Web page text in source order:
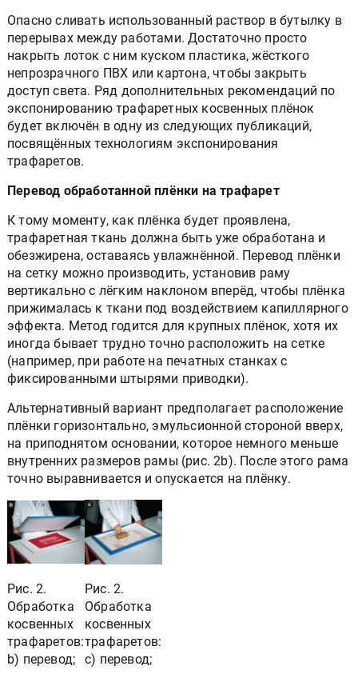
Опасно сливать использованный раствор в бутылку в
перерывах между работами. Достаточно просто
накрыть лоток с ним куском пластика, жёсткого
непрозрачного ПВХ или картона, чтобы закрыть
доступ света. Ряд дополнительных рекомендаций по
экспонированию трафаретных косвенных плёнок
будет включён в одну из следующих публикаций,
посвящённых технологиям экспонирования
трафаретов.
Перевод обработанной плёнки на трафарет
К тому моменту, как плёнка будет проявлена,
трафаретная ткань должна быть уже обработана и
обезжирена, оставаясь увлажнённой. Перевод плёнки
на сетку можно производить, установив раму
вертикально с лёгким наклоном вперёд, чтобы плёнка
прижималась к ткани под воздействием капиллярного
эффекта. Метод годится для крупных плёнок, хотя их
иногда бывает трудно точно расположить на сетке
(например, при работе на печатных станках с
фиксированными штырями приводки).
Альтернативный вариант предполагает расположение
плёнки горизонтально, эмульсионной стороной вверх,
на приподнятом основании, которое немного меньше
внутренних размеров рамы (рис. 2b). После этого рама
точно выравнивается и опускается на плёнку.
Рис. 2.
Обработка
косвенных
трафаретов:
b) перевод;
Рис. 2.
Обработка
косвенных
трафаретов:
с) перевод;